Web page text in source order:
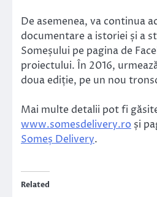
De asemenea, va continua
documentare a istoriei și a
Someșului pe pagina de
proiectului. În 2016,
doua ediție, pe un nou
Mai multe detalii pot fi
www.somesdelivery.ro și
Someș Delivery.
Related